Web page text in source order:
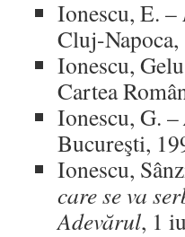
Ionescu, E. –
Cluj-Napoca,
Ionescu,
Cartea
Ionescu, G. –
Bucureşti,
Ionescu,
care se va
Adevărul, 1